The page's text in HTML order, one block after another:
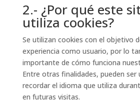
2.- ¿Por qué este
utiliza cookies?
Se utilizan cookies con el objetivo
experiencia como usuario, por lo
importante de cómo funciona
Entre otras finalidades, pueden ser
recordar el idioma que utiliza
en futuras visitas.